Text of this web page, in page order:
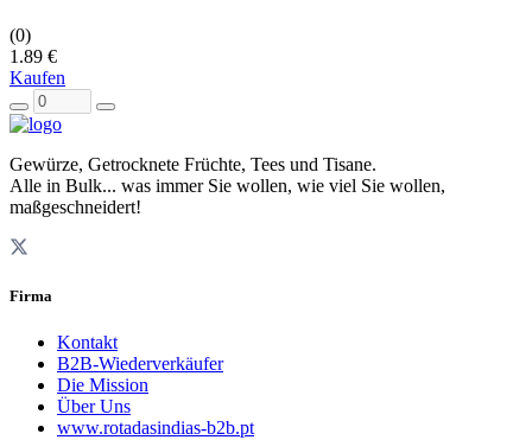
(0)
1.89 €
Kaufen
Gewürze, Getrocknete Früchte, Tees und Tisane.
Alle in Bulk... was immer Sie wollen, wie viel Sie wollen,
maßgeschneidert!
Firma
Kontakt
B2B-Wiederverkäufer
Die Mission
Über Uns
www.rotadasindias-b2b.pt